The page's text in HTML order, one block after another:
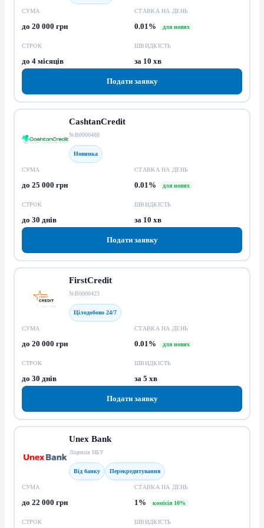
СУМА
до 20 000 грн
СТАВКА НА ДЕНЬ
0.01% для нових
СТРОК
до 4 місяців
ШВИДКІСТЬ
за 10 хв
Подати заявку
CashtanCredit
№В0000488
Новинка
СУМА
до 25 000 грн
СТАВКА НА ДЕНЬ
0.01% для нових
СТРОК
до 30 днів
ШВИДКІСТЬ
за 10 хв
Подати заявку
FirstCredit
№В0000423
Цілодобово 24/7
СУМА
до 20 000 грн
СТАВКА НА ДЕНЬ
0.01% для нових
СТРОК
до 30 днів
ШВИДКІСТЬ
за 5 хв
Подати заявку
Unex Bank
Ліцензія НБУ
Від банку Перекредитування
СУМА
до 22 000 грн
СТАВКА НА ДЕНЬ
1% комісія 10%
СТРОК ШВИДКІСТЬ